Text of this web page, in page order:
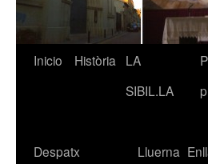
Inicio Història
LA
SIBIL.LA
Despatx
Lluerna